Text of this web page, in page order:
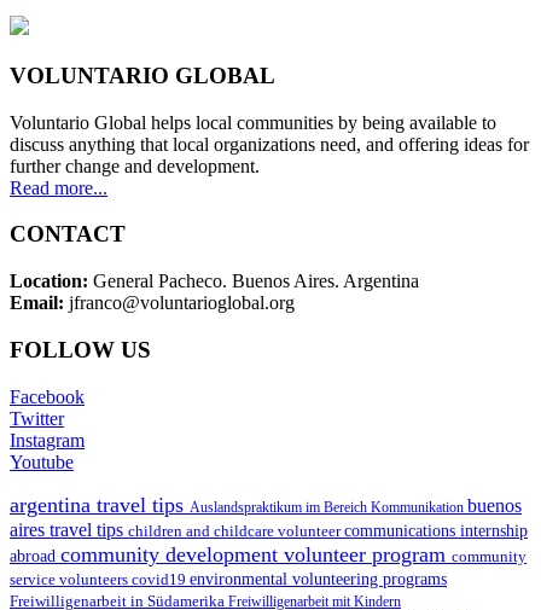
VOLUNTARIO GLOBAL
Voluntario Global helps local communities by being available to
discuss anything that local organizations need, and offering ideas for
further change and development.
Read more...
CONTACT
Location: General Pacheco. Buenos Aires. Argentina
Email: jfranco@voluntarioglobal.org
FOLLOW US
Facebook
Twitter
Instagram
Youtube
argentina travel tips Auslandspraktikum im Bereich Kommunikation buenos
aires travel tips children and childcare volunteercommunications internship
abroad community development volunteer program community
service volunteers covid19 environmental volunteering programs
Freiwilligenarbeit in Südamerika Freiwilligenarbeit mit Kindern